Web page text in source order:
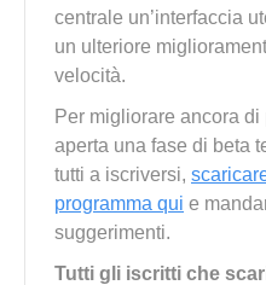
centrale un’interfaccia
un ulteriore
velocità.
Per migliorare ancora
aperta una fase di beta
tutti a iscriversi,
programma qui e
suggerimenti.
Tutti gli iscritti che